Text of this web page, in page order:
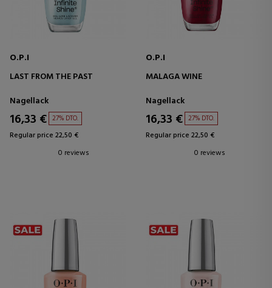
O.P.I
LAST FROM THE PAST
Nagellack
16,33 € 27% DTO.
Regular price 22,50 €
0 reviews
O.P.I
MALAGA WINE
Nagellack
16,33 € 27% DTO.
Regular price 22,50 €
0 reviews